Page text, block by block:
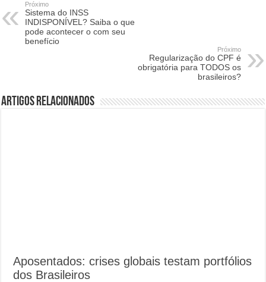
Próximo
Sistema do INSS
INDISPONÍVEL? Saiba o que
pode acontecer o com seu
benefício
Próximo
Regularização do CPF é
obrigatória para TODOS os
brasileiros?
Artigos Relacionados
Aposentados: crises globais testam portfólios
dos Brasileiros